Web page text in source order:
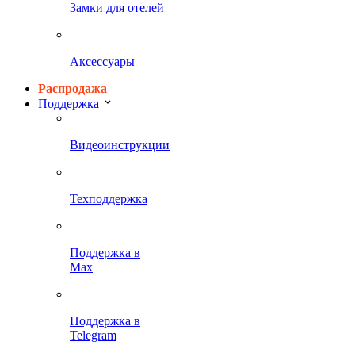
Замки для отелей
Аксессуары
Распродажа
Поддержка
Видеоинструкции
Техподдержка
Поддержка в
Max
Поддержка в
Telegram